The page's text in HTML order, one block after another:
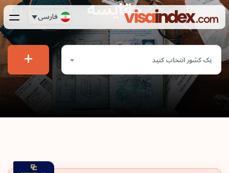
فارسی مقایسه
یک کشور انتخاب کنید +